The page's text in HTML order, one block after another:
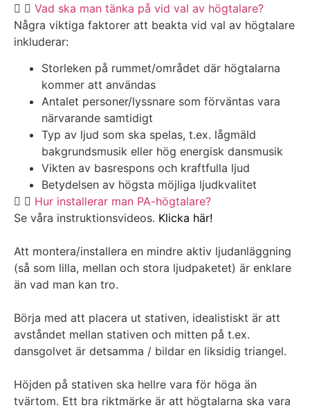
Vad ska man tänka på vid val av högtalare?
Några viktiga faktorer att beakta vid val av högtalare
inkluderar:
Storleken på rummet/området där högtalarna
kommer att användas
Antalet personer/lyssnare som förväntas vara
närvarande samtidigt
Typ av ljud som ska spelas, t.ex. lågmäld
bakgrundsmusik eller hög energisk dansmusik
Vikten av basrespons och kraftfulla ljud
Betydelsen av högsta möjliga ljudkvalitet
Hur installerar man PA-högtalare?
Se våra instruktionsvideos. Klicka här!
Att montera/installera en mindre aktiv ljudanläggning
(så som lilla, mellan och stora ljudpaketet) är enklare
än vad man kan tro.
Börja med att placera ut stativen, idealistiskt är att
avståndet mellan stativen och mitten på t.ex.
dansgolvet är detsamma / bildar en liksidig triangel.
Höjden på stativen ska hellre vara för höga än
tvärtom. Ett bra riktmärke är att högtalarna ska vara